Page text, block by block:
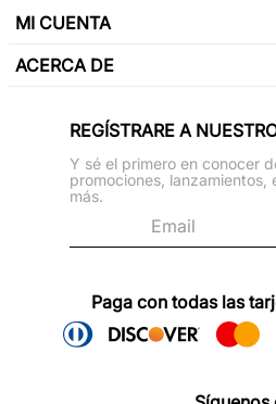
MI CUENTA
ACERCA DE
REGÍSTRARE A
Y sé el primero en conocer
promociones, lanzamientos,
más.
Paga con todas las